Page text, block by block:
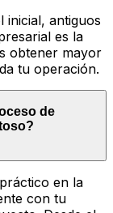
inicial, antiguos
es la
obtener mayor
tu operación.
de
en la
con tu